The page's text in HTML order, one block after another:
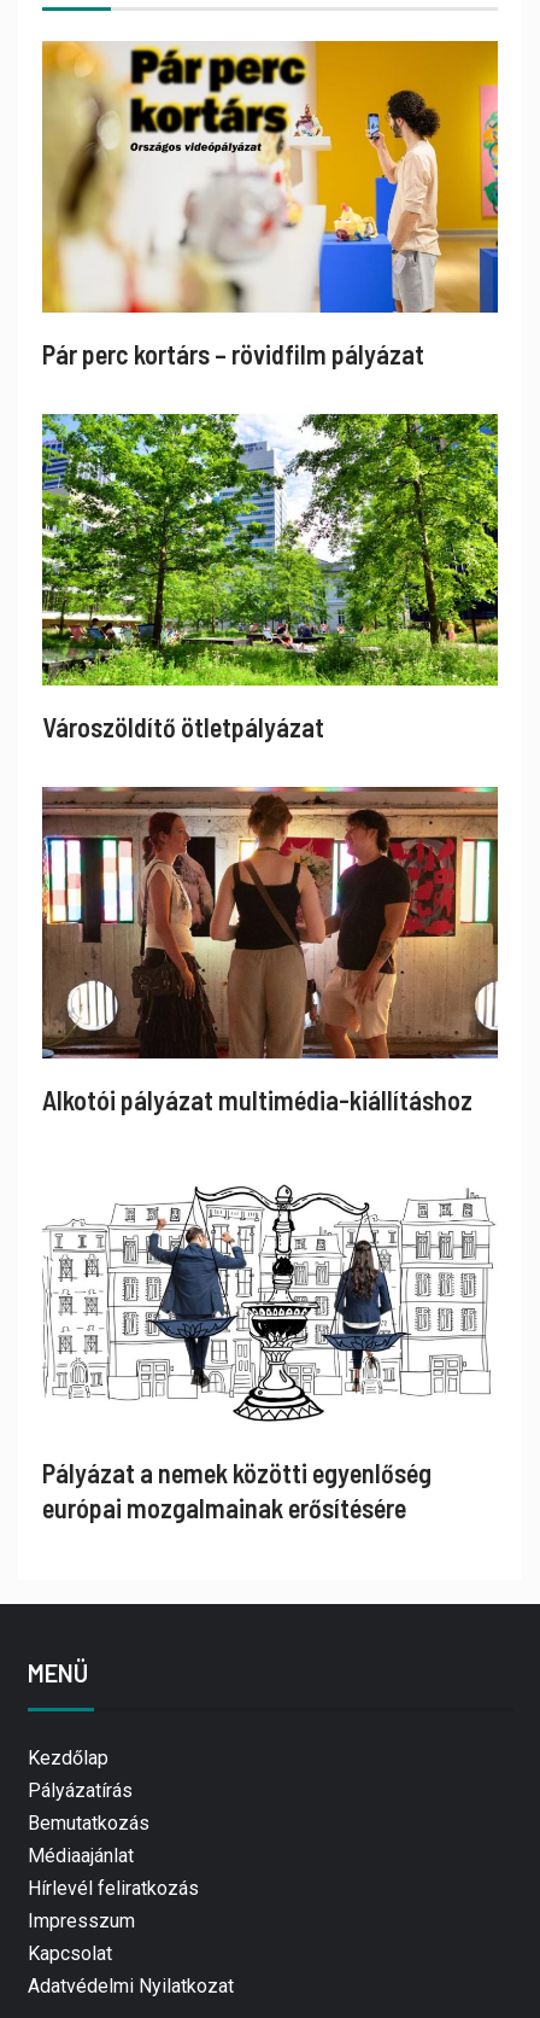
Pár perc kortárs – rövidfilm pályázat
Városzöldítő ötletpályázat
Alkotói pályázat multimédia-kiállításhoz
Pályázat a nemek közötti egyenlőség
európai mozgalmainak erősítésére
MENÜ
Kezdőlap
Pályázatírás
Bemutatkozás
Médiaajánlat
Hírlevél feliratkozás
Impresszum
Kapcsolat
Adatvédelmi Nyilatkozat